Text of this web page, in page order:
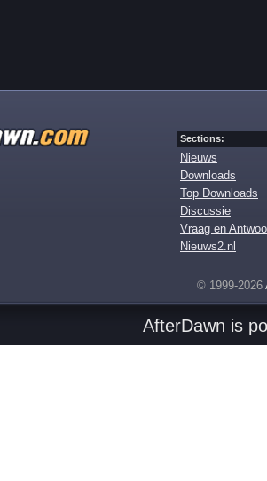
Sections:
Nieuws
Downloads
Top Downloads
Discussie
Vraag en
Nieuws2.nl
© 1999-2026
AfterDawn is